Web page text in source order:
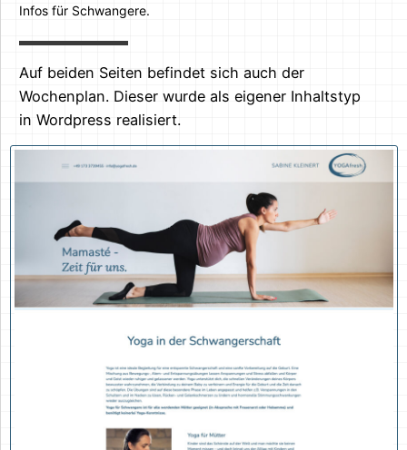
Infos für Schwangere.
Auf beiden Seiten befindet sich auch der
Wochenplan. Dieser wurde als eigener Inhaltstyp
in Wordpress realisiert.